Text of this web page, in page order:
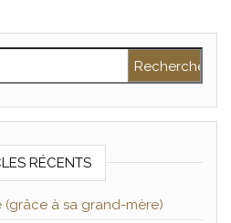
RÉCENTS
à sa grand-mère)